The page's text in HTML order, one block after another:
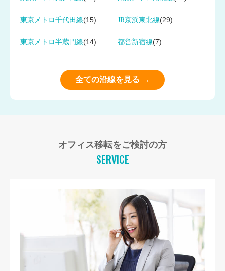
東京メトロ千代田線(15) JR京浜東北線(29)
東京メトロ半蔵門線(14) 都営新宿線(7)
全ての沿線を見る →
オフィス移転をご検討の方
SERVICE